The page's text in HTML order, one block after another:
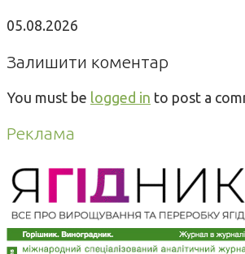
05.08.2026
Залишити коментар
You must be logged in to post a
Реклама